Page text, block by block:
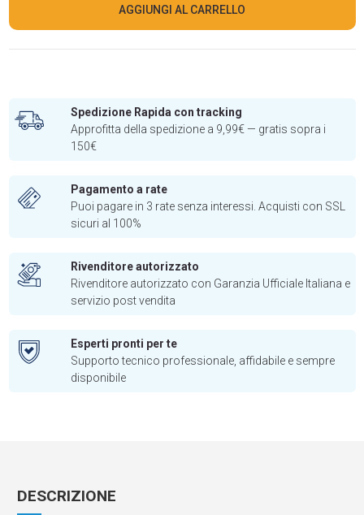
AGGIUNGI AL CARRELLO
Spedizione Rapida con tracking
Approfitta della spedizione a 9,99€ — gratis sopra i
150€
Pagamento a rate
Puoi pagare in 3 rate senza interessi. Acquisti con SSL
sicuri al 100%
Rivenditore autorizzato
Rivenditore autorizzato con Garanzia Ufficiale Italiana e
servizio post vendita
Esperti pronti per te
Supporto tecnico professionale, affidabile e sempre
disponibile
DESCRIZIONE